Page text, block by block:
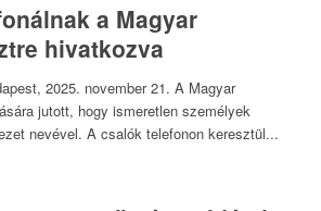
a Magyar
hivatkozva
2025. november 21. A Magyar
jutott, hogy ismeretlen személyek
nevével. A csalók telefonon keresztül...